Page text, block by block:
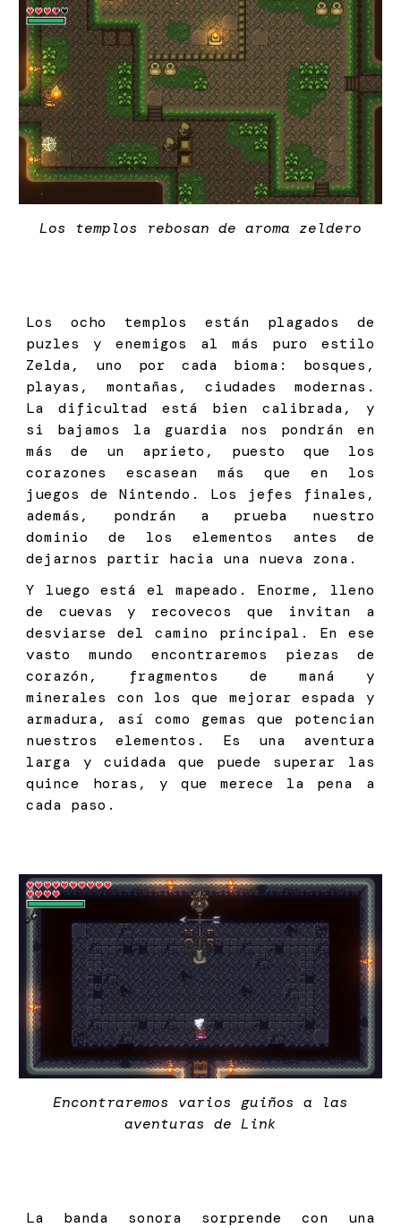
Los templos rebosan de aroma zeldero
Los ocho templos están plagados de
puzles y enemigos al más puro estilo
Zelda, uno por cada bioma: bosques,
playas, montañas, ciudades modernas.
La dificultad está bien calibrada, y
si bajamos la guardia nos pondrán en
más de un aprieto, puesto que los
corazones escasean más que en los
juegos de Nintendo. Los jefes finales,
además, pondrán a prueba nuestro
dominio de los elementos antes de
dejarnos partir hacia una nueva zona.
Y luego está el mapeado. Enorme, lleno
de cuevas y recovecos que invitan a
desviarse del camino principal. En ese
vasto mundo encontraremos piezas de
corazón, fragmentos de maná y
minerales con los que mejorar espada y
armadura, así como gemas que potencian
nuestros elementos. Es una aventura
larga y cuidada que puede superar las
quince horas, y que merece la pena a
cada paso.
Encontraremos varios guiños a las
aventuras de Link
La banda sonora sorprende con una